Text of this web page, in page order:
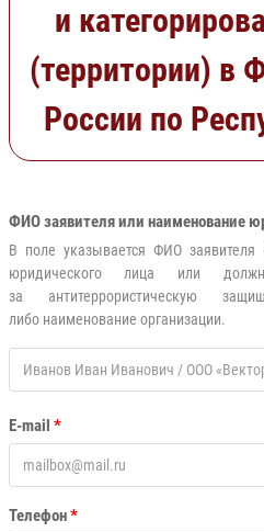
и
(территории) в
России по
ФИО заявителя или наименование
В поле указывается ФИО заявителя
юридического лица или
за антитеррористическую
либо наименование организации.
E-mail *
Телефон*